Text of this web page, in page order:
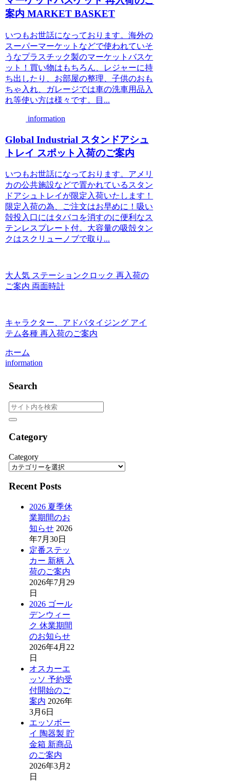
案内 MARKET BASKET
いつもお世話になっております。海外の
スーパーマーケットなどで使われていそ
うなプラスチック製のマーケットバスケ
ット！買い物はもちろん、レジャーに持
ち出したり、お部屋の整理、子供のおも
ちゃ入れ、ガレージでは車の洗車用品入
れ等使い方は様々です。目...
information
Global Industrial スタンドアシュ
トレイ スポット入荷のご案内
いつもお世話になっております。アメリ
カの公共施設などで置かれているスタン
ドアシュトレイが限定入荷いたします！
限定入荷の為、ご注文はお早めに！吸い
殻投入口にはタバコを消すのに便利なス
テンレスプレート付。大容量の吸殻タン
クはスクリューノブで取り...
大人気 ステーションクロック 再入荷の
ご案内 両面時計
キャラクター、アドバタイジング アイ
テム各種 再入荷のご案内
ホーム
information
Search
Category
Category
Recent Posts
2026 夏季休
業期間のお
知らせ 2026
年7月30日
定番ステッ
カー 新柄 入
荷のご案内
2026年7月29
日
2026 ゴール
デンウィー
ク 休業期間
のお知らせ
2026年4月22
日
オスカーエ
ッソ 予約受
付開始のご
案内 2026年
3月6日
エッソボー
イ 陶器製 貯
金箱 新商品
のご案内
2026年3月2
日